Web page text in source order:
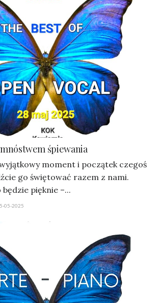
śpiewania
moment i początek czegoś
go świętować razem z nami.
pięknie –...
05-2025